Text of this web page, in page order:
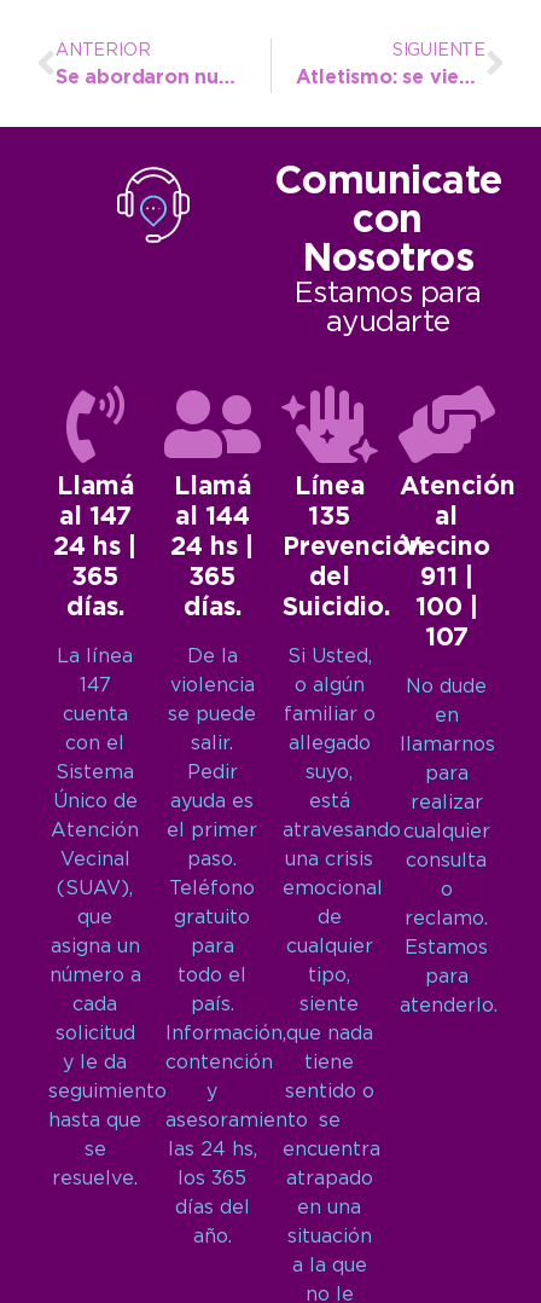
ANTERIOR
Se abordaron nuevos enfoques sobre Discapacidad y el Proceso hacia la Inclusión
SIGUIENTE
Atletismo: se viene un mes muy intenso para la Escuela Municipal
Comunicate
con
Nosotros
Estamos para
ayudarte
Llamá
al 147
24 hs |
365
días.
La línea
147
cuenta
con el
Sistema
Único de
Atención
Vecinal
(SUAV),
que
asigna un
número a
cada
solicitud
y le da
seguimiento
hasta que
se
resuelve.
Llamá
al 144
24 hs |
365
días.
De la
violencia
se puede
salir.
Pedir
ayuda es
el primer
paso.
Teléfono
gratuito
para
todo el
país.
Información,
contención
y
asesoramiento
las 24 hs,
los 365
días del
año.
Línea
135
Prevención
del
Suicidio.
Si Usted,
o algún
familiar o
allegado
suyo,
está
atravesando
una crisis
emocional
de
cualquier
tipo,
siente
que nada
tiene
sentido o
se
encuentra
atrapado
en una
situación
a la que
no le
Atención
al
Vecino
911 |
100 |
107
No dude
en
llamarnos
para
realizar
cualquier
consulta
o
reclamo.
Estamos
para
atenderlo.